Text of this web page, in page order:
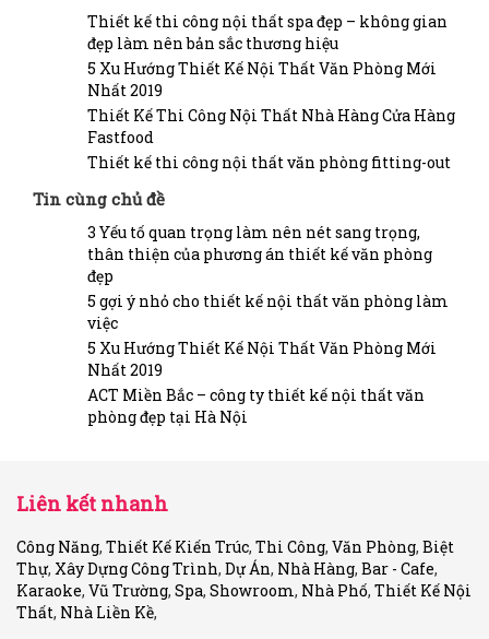
Thiết kế thi công nội thất spa đẹp – không gian
đẹp làm nên bản sắc thương hiệu
5 Xu Hướng Thiết Kế Nội Thất Văn Phòng Mới
Nhất 2019
Thiết Kế Thi Công Nội Thất Nhà Hàng Cửa Hàng
Fastfood
Thiết kế thi công nội thất văn phòng fitting-out
Tin cùng chủ đề
3 Yếu tố quan trọng làm nên nét sang trọng,
thân thiện của phương án thiết kế văn phòng
đẹp
5 gợi ý nhỏ cho thiết kế nội thất văn phòng làm
việc
5 Xu Hướng Thiết Kế Nội Thất Văn Phòng Mới
Nhất 2019
ACT Miền Bắc – công ty thiết kế nội thất văn
phòng đẹp tại Hà Nội
Liên kết nhanh
Công Năng, Thiết Kế Kiến Trúc, Thi Công, Văn Phòng, Biệt
Thự, Xây Dựng Công Trình, Dự Án, Nhà Hàng, Bar - Cafe,
Karaoke, Vũ Trường, Spa, Showroom, Nhà Phố, Thiết Kế Nội
Thất, Nhà Liền Kề,